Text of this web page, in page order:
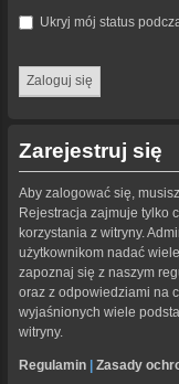
Ukryj mój status
Zarejestruj się
Aby zalogować się,
Rejestracja zajmuje tylko
korzystania z witryny.
użytkownikom nadać
zapoznaj się z naszym
oraz z odpowiedziami na
wyjaśnionych wiele
witryny.
Regulamin Zasady